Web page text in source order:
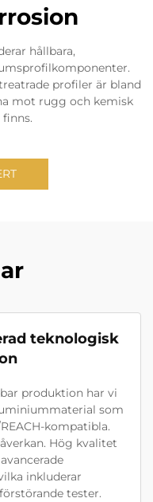
hållbara,
profiler är bland
mot rugg och kemisk
teknologisk
produktion har vi
som
kompatibla.
Hög kvalitet
inkluderar
tester.